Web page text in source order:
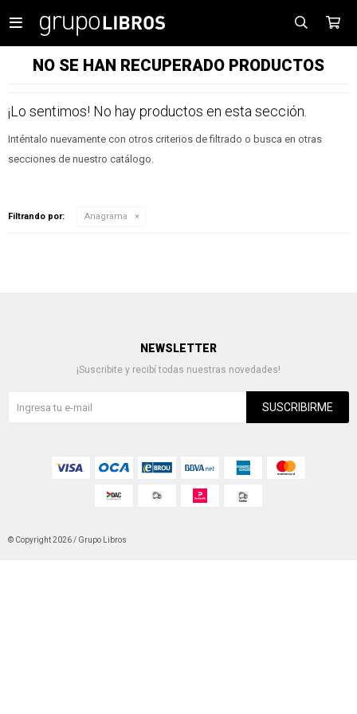

NO SE HAN RECUPERADO PRODUCTOS
¡Lo sentimos! No hay productos en esta sección.
Inténtalo nuevamente con otros criterios de filtrado o busca en otras
secciones de nuestro catálogo.
Filtrando por: Anagrama
NEWSLETTER
¡Suscribite y recibí todas nuestras novedades!
SUSCRIBIRME
© Copyright 2026 / Grupo Libros